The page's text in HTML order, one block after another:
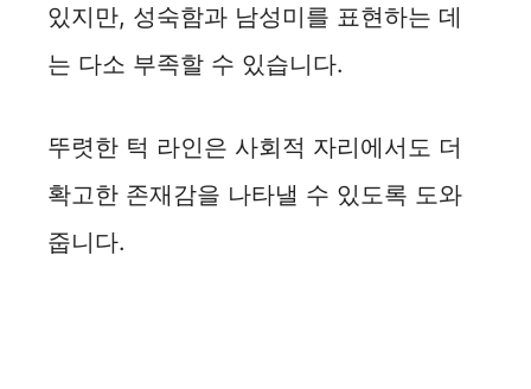
있지만, 성숙함과 남성미를 표현하는 데
는 다소 부족할 수 있습니다.
뚜렷한 턱 라인은 사회적 자리에서도 더
확고한 존재감을 나타낼 수 있도록 도와
줍니다.